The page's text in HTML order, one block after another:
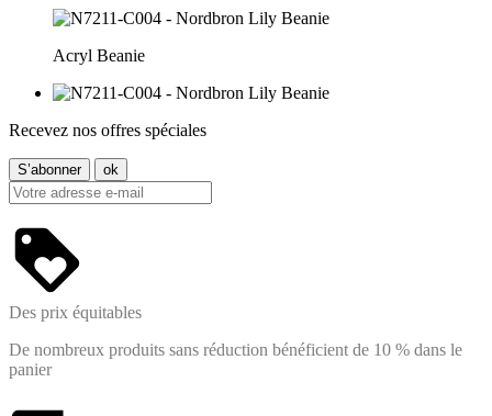
Acryl Beanie
Recevez nos offres spéciales
Des prix équitables
De nombreux produits sans réduction bénéficient de 10 % dans le
panier